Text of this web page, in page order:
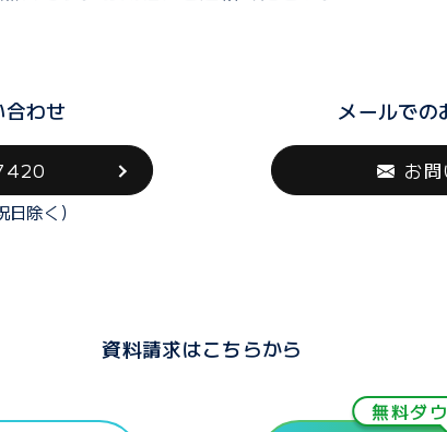
合わせ
除く）
メールでの
お
資料請求はこちらから
無料ダ